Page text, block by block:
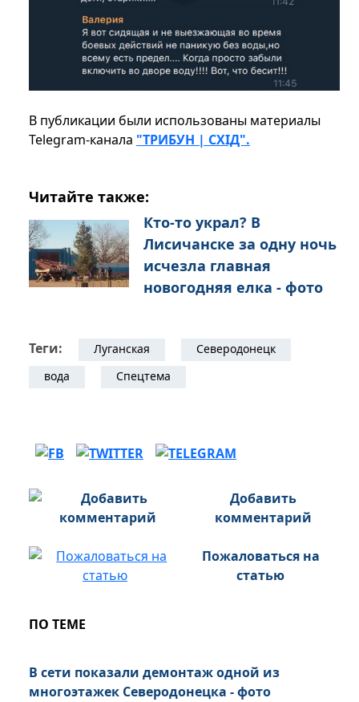
В публикации были использованы материалы
Telegram-канала "ТРИБУН | СХІД".
Читайте также:
Кто-то украл? В
Лисичанске за одну ночь
исчезла главная
новогодняя елка - фото
Теги: Луганская
Северодонецк
вода
Спецтема
Добавить
комментарий
Пожаловаться на
статью
ПО ТЕМЕ
В сети показали демонтаж одной из
многоэтажек Северодонецка - фото